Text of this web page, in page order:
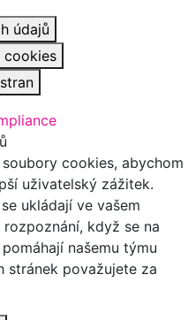
údajů
cookies
cookies, abychom
uživatelský zážitek.
ukládají ve vašem
když se na
našemu týmu
stránek považujete za